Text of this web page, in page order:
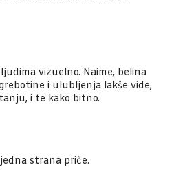
vizuelno. Naime, belina
i ulubljenja lakše vide,
i te kako bitno.
strana priče.